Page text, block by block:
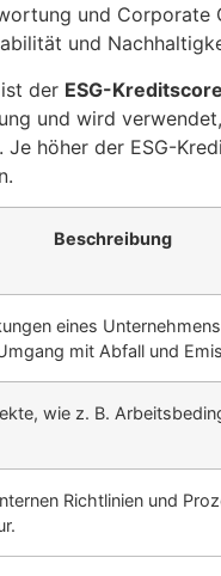
und Corporate
und
der ESG-Kreditscore
und wird
höher der ESG-
Beschreibung
eines
mit Abfall und
wie z. B.
Richtlinien und